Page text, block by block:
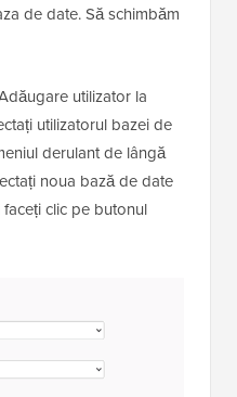
de date. Să schimbăm
utilizator la
utilizatorul bazei de
derulant de lângă
noua bază de date
clic pe butonul